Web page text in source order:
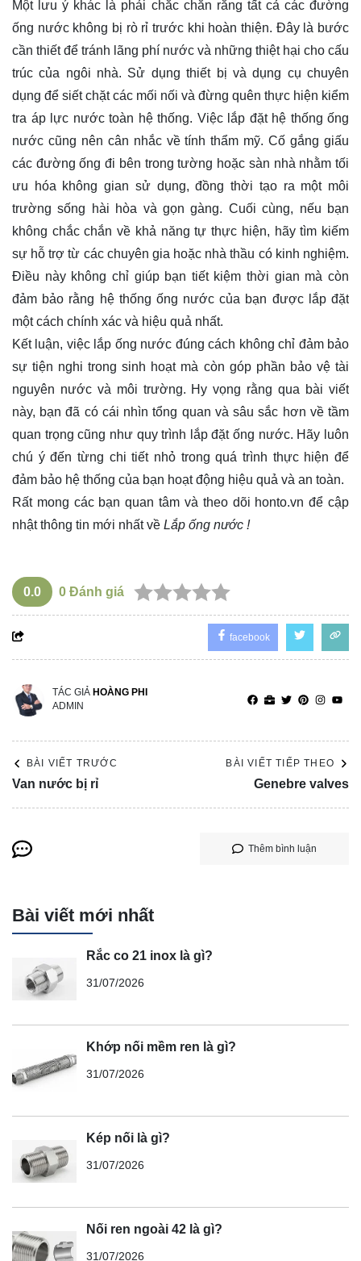
Một lưu ý khác là phải chắc chắn rằng tất cả các đường
ống nước không bị rò rỉ trước khi hoàn thiện. Đây là bước
cần thiết để tránh lãng phí nước và những thiệt hại cho cấu
trúc của ngôi nhà. Sử dụng thiết bị và dụng cụ chuyên
dụng để siết chặt các mối nối và đừng quên thực hiện kiểm
tra áp lực nước toàn hệ thống. Việc lắp đặt hệ thống ống
nước cũng nên cân nhắc về tính thẩm mỹ. Cố gắng giấu
các đường ống đi bên trong tường hoặc sàn nhà nhằm tối
ưu hóa không gian sử dụng, đồng thời tạo ra một môi
trường sống hài hòa và gọn gàng. Cuối cùng, nếu bạn
không chắc chắn về khả năng tự thực hiện, hãy tìm kiếm
sự hỗ trợ từ các chuyên gia hoặc nhà thầu có kinh nghiệm.
Điều này không chỉ giúp bạn tiết kiệm thời gian mà còn
đảm bảo rằng hệ thống ống nước của bạn được lắp đặt
một cách chính xác và hiệu quả nhất.
Kết luận, việc lắp ống nước đúng cách không chỉ đảm bảo
sự tiện nghi trong sinh hoạt mà còn góp phần bảo vệ tài
nguyên nước và môi trường. Hy vọng rằng qua bài viết
này, bạn đã có cái nhìn tổng quan và sâu sắc hơn về tầm
quan trọng cũng như quy trình lắp đặt ống nước. Hãy luôn
chú ý đến từng chi tiết nhỏ trong quá trình thực hiện để
đảm bảo hệ thống của bạn hoạt động hiệu quả và an toàn.
Rất mong các bạn quan tâm và theo dõi honto.vn để cập
nhật thông tin mới nhất về Lắp ống nước !
0.0 0 Đánh giá
facebook
TÁC GIẢ HOÀNG PHI
ADMIN
BÀI VIẾT TRƯỚC
Van nước bị rỉ
BÀI VIẾT TIẾP THEO
Genebre valves
Thêm bình luận
Bài viết mới nhất
Rắc co 21 inox là gì?
31/07/2026
Khớp nối mềm ren là gì?
31/07/2026
Kép nối là gì?
31/07/2026
Nối ren ngoài 42 là gì?
31/07/2026